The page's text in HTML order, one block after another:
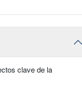
clave de la